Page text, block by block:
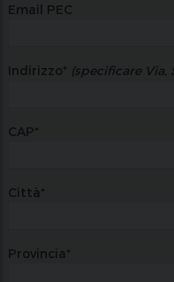
Email PEC
Indirizzo* (specificare Via,
CAP*
Città*
Provincia*